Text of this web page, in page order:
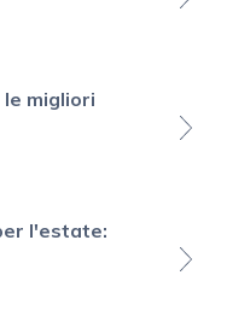
migliori
l'estate: